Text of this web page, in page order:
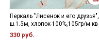
Перкаль "Лисенок и его друзья",
ш.1.5м, хлопок-100%,105гр/м.кв
330 руб.